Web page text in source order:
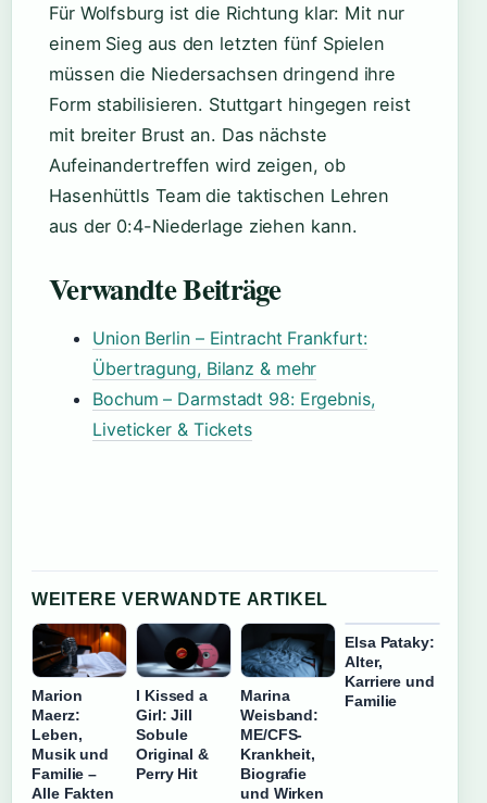
Für Wolfsburg ist die Richtung klar: Mit nur
einem Sieg aus den letzten fünf Spielen
müssen die Niedersachsen dringend ihre
Form stabilisieren. Stuttgart hingegen reist
mit breiter Brust an. Das nächste
Aufeinandertreffen wird zeigen, ob
Hasenhüttls Team die taktischen Lehren
aus der 0:4-Niederlage ziehen kann.
Verwandte Beiträge
Union Berlin – Eintracht Frankfurt:
Übertragung, Bilanz & mehr
Bochum – Darmstadt 98: Ergebnis,
Liveticker & Tickets
WEITERE VERWANDTE ARTIKEL
Marion
Maerz:
Leben,
Musik und
Familie –
Alle Fakten
I Kissed a
Girl: Jill
Sobule
Original &
Perry Hit
Marina
Weisband:
ME/CFS-
Krankheit,
Biografie
und Wirken
Elsa Pataky:
Alter,
Karriere und
Familie